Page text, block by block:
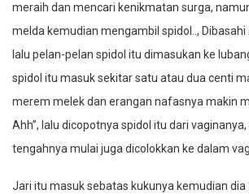
meraih dan mencari kenikmatan surga,
melda kemudian mengambil spidol..,
lalu pelan-pelan spidol itu dimasukan ke
spidol itu masuk sekitar satu atau dua centi
merem melek dan erangan nafasnya makin
Ahh”, lalu dicopotnya spidol itu dari
tengahnya mulai juga dicolokkan ke dalam
Jari itu masuk sebatas kukunya kemudian dia